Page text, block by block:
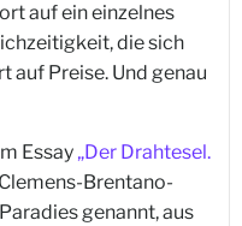
auf ein einzelnes
die sich
auf Preise. Und genau
Essay „Der Drahtesel.
Brentano-
genannt, aus